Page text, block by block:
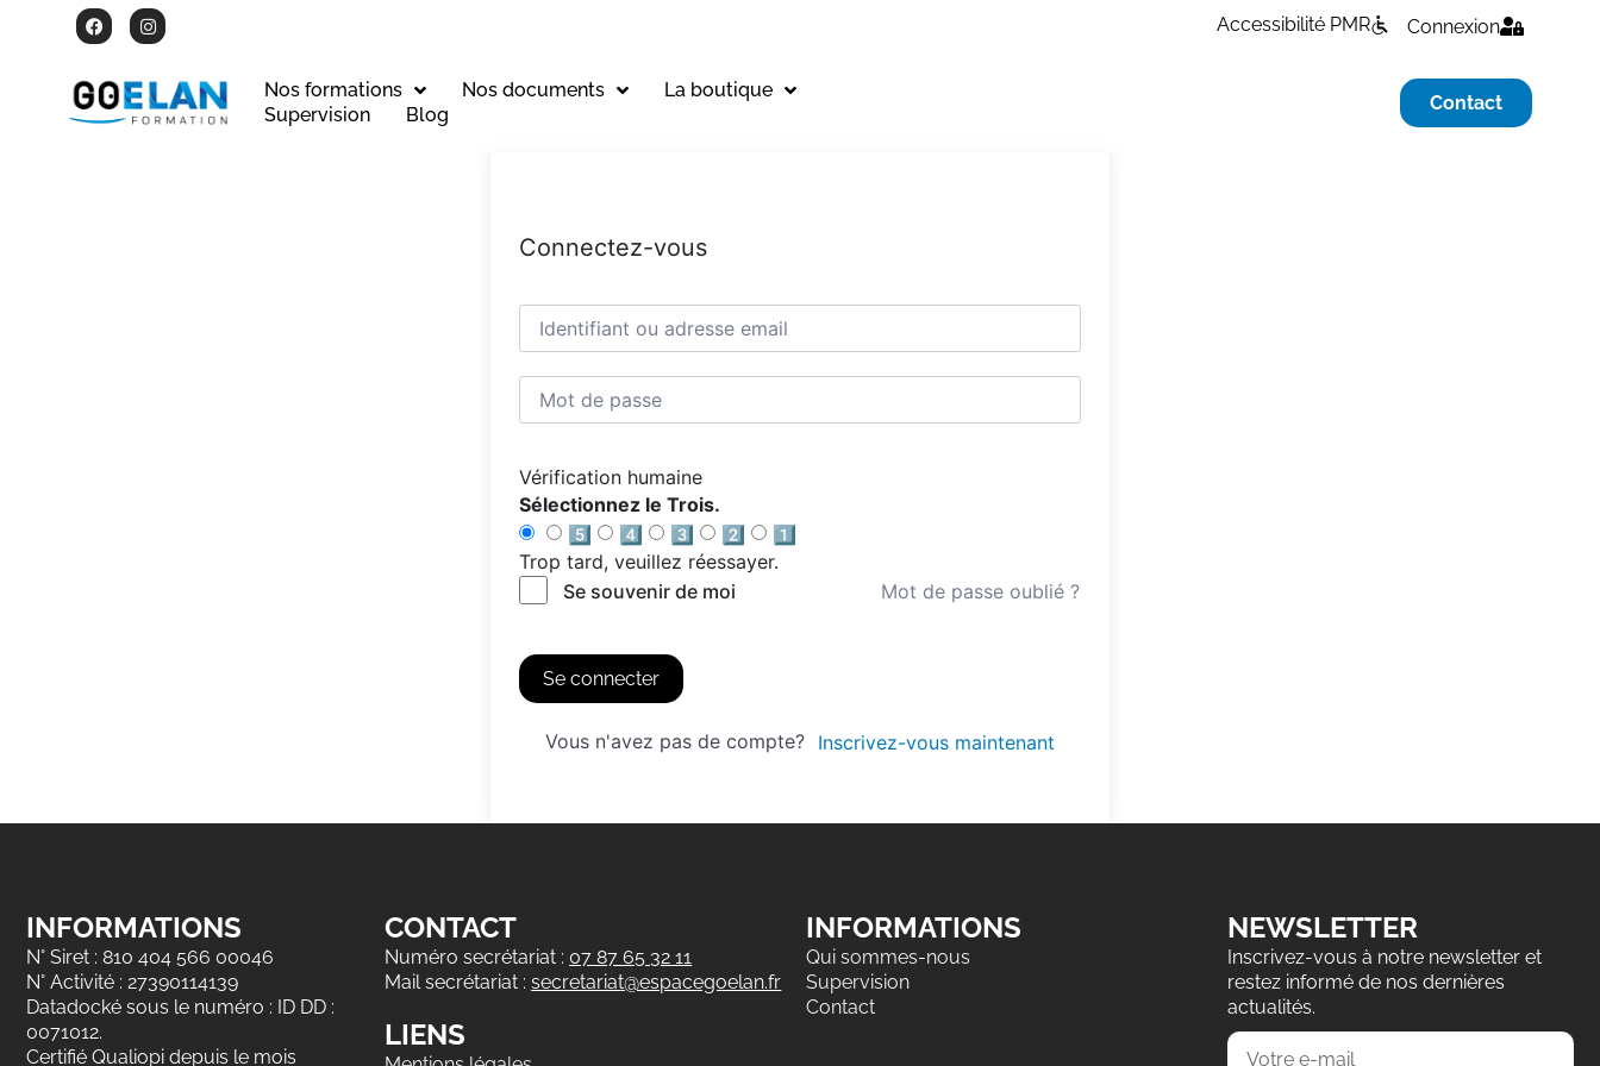
Accessibilité PMR Connexion
Nos formations Nos documents
La boutique
Supervision
Blog
Contact
Connectez-vous
Vérification humaine
Sélectionnez le Trois.
5️⃣
4️⃣ 3️⃣ 2️⃣
1️⃣
Trop tard, veuillez réessayer.
Se souvenir de moi
Mot de passe oublié ?
Se connecter
Vous n'avez pas de compte? Inscrivez-vous maintenant
INFORMATIONS
N° Siret : 810 404 566 00046
N° Activité : 27390114139
Datadocké sous le numéro : ID DD :
0071012.
Certifié Qualiopi depuis le mois
CONTACT
Numéro secrétariat : 07 87 65 32 11
Mail secrétariat :secretariat@espacegoelan.fr
LIENS
INFORMATIONS
Qui sommes-nous
Supervision
Contact
NEWSLETTER
Inscrivez-vous à notre newsletter et
restez informé de nos dernières
actualités.